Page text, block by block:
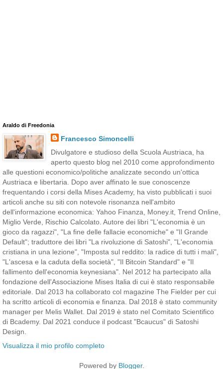
Araldo di Freedonia
Francesco Simoncelli
Divulgatore e studioso della Scuola Austriaca, ha
aperto questo blog nel 2010 come approfondimento
alle questioni economico/politiche analizzate secondo un'ottica
Austriaca e libertaria. Dopo aver affinato le sue conoscenze
frequentando i corsi della Mises Academy, ha visto pubblicati i suoi
articoli anche su siti con notevole risonanza nell'ambito
dell'informazione economica: Yahoo Finanza, Money.it, Trend Online,
Miglio Verde, Rischio Calcolato. Autore dei libri "L'economia è un
gioco da ragazzi", "La fine delle fallacie economiche" e "Il Grande
Default"; traduttore dei libri "La rivoluzione di Satoshi", "L'economia
cristiana in una lezione", "Imposta sul reddito: la radice di tutti i mali",
"L'ascesa e la caduta della società", "Il Bitcoin Standard" e "Il
fallimento dell'economia keynesiana". Nel 2012 ha partecipato alla
fondazione dell'Associazione Mises Italia di cui è stato responsabile
editoriale. Dal 2013 ha collaborato col magazine The Fielder per cui
ha scritto articoli di economia e finanza. Dal 2018 è stato community
manager per Melis Wallet. Dal 2019 è stato nel Comitato Scientifico
di Bcademy. Dal 2021 conduce il podcast "Bcaucus" di Satoshi
Design.
Visualizza il mio profilo completo
Powered by Blogger.